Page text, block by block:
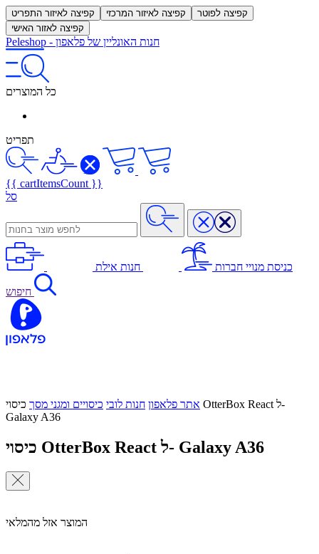
קפיצה לאיזור התפריט קפיצה לאיזור המרכזי
קפיצה לפוטר
קפיצה לאזור האישי
Peleshop - חנות האונליין של פלאפון
כל המוצרים
תפריט
{{ cartItemsCount }}
סל
כניסת מנויי חברות חנות אילת
חיפוש
אתר פלאפון חנות לובי כיסויים ומגני מסך כיסוי OtterBox React ל-
Galaxy A36
כיסוי OtterBox React ל- Galaxy A36
המוצר אזל מהמלאי